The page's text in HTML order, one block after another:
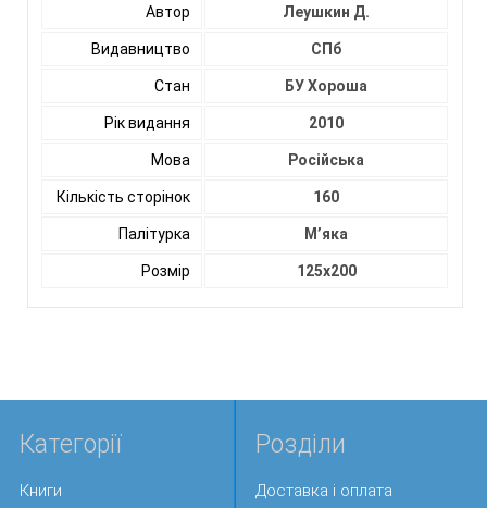
Автор Леушкин Д.
Видавництво СПб
Стан БУ Хороша
Рік видання 2010
Мова Російська
Кількість сторінок 160
Палітурка М’яка
Розмір 125х200
Категорії
Книги
Розділи
Доставка і оплата